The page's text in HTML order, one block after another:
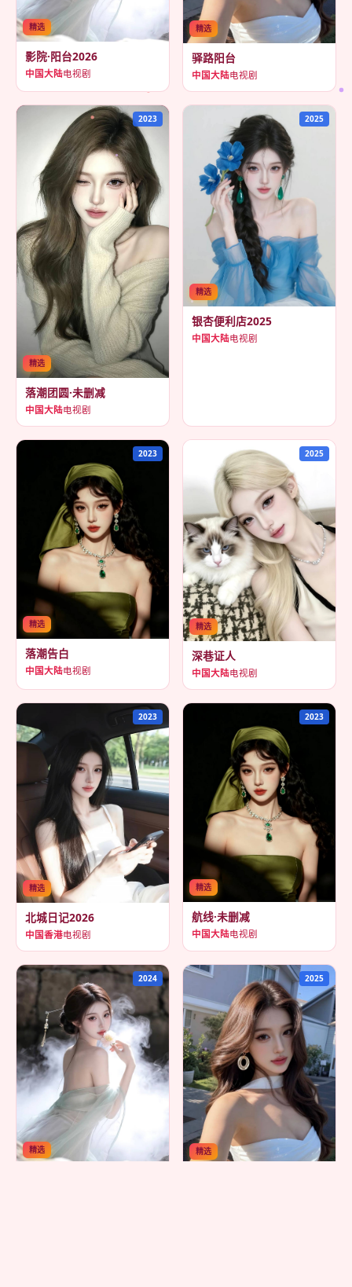
精选
影院·阳台2026
中国大陆电视剧
精选
驿路阳台
中国大陆电视剧
精选
2023
落潮团圆·未删减
中国大陆电视剧
精选
2025
银杏便利店2025
中国大陆电视剧
精选
2023
落潮告白
中国大陆电视剧
精选
2025
深巷证人
中国大陆电视剧
精选
2023
北城日记2026
中国香港电视剧
精选
2023
航线·未删减
中国大陆电视剧
精选
2024
精选
2025